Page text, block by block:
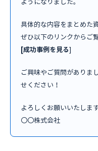
具体的な内容をまとめた
ぜひ以下のリンクからご
[成功事例を見る]
ご興味やご質問がありま
せください！
よろしくお願いいたします
〇〇株式会社